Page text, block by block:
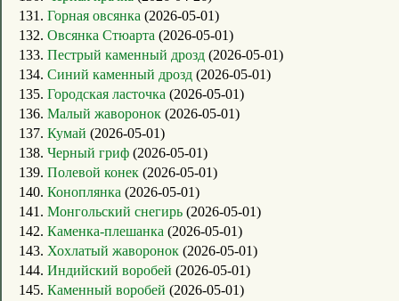
131. Горная овсянка (2026-05-01)
132. Овсянка Стюарта (2026-05-01)
133. Пестрый каменный дрозд (2026-05-01)
134. Синий каменный дрозд (2026-05-01)
135. Городская ласточка (2026-05-01)
136. Малый жаворонок (2026-05-01)
137. Кумай (2026-05-01)
138. Черный гриф (2026-05-01)
139. Полевой конек (2026-05-01)
140. Коноплянка (2026-05-01)
141. Монгольский снегирь (2026-05-01)
142. Каменка-плешанка (2026-05-01)
143. Хохлатый жаворонок (2026-05-01)
144. Индийский воробей (2026-05-01)
145. Каменный воробей (2026-05-01)